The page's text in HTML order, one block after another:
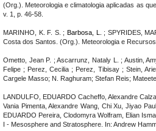
(Org.). Meteorologia e climatologia aplicadas as
v. 1, p. 46-58.
MARINHO, K. F. S. ; Barbosa, L. ; SPYRIDES,
Costa dos Santos. (Org.). Meteorologia e
Ometto, Jean P. ; Ascarrunz, Nataly L. ; Austin,
Felipe ; Perez, Cecilia ; Perez, Tibisay ; Stein,
Cargele Masso; N. Raghuram; Stefan Reis;
LANDULFO, EDUARDO Cacheffo, Alexandre
Vania Pimenta, Alexandre Wang, Chi Xu, Jiyao
EDUARDO Pereira, Clodomyra Wolfram, Elian
I - Mesosphere and Stratosphere. In: Andrew